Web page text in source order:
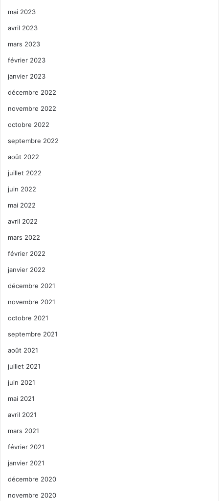
mai 2023
avril 2023
mars 2023
février 2023
janvier 2023
décembre 2022
novembre 2022
octobre 2022
septembre 2022
août 2022
juillet 2022
juin 2022
mai 2022
avril 2022
mars 2022
février 2022
janvier 2022
décembre 2021
novembre 2021
octobre 2021
septembre 2021
août 2021
juillet 2021
juin 2021
mai 2021
avril 2021
mars 2021
février 2021
janvier 2021
décembre 2020
novembre 2020